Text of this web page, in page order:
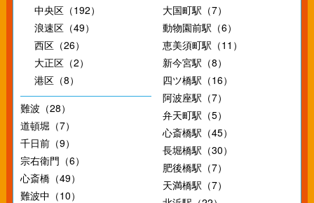
中央区（192）
浪速区（49）
西区（26）
大正区（2）
港区（8）
難波（28）
道頓堀（7）
千日前（9）
宗右衛門（6）
心斎橋（49）
難波中（10）
大国町駅（7）
動物園前駅（6）
恵美須町駅（11）
新今宮駅（8）
四ツ橋駅（16）
阿波座駅（7）
弁天町駅（5）
心斎橋駅（45）
長堀橋駅（30）
肥後橋駅（7）
天満橋駅（7）